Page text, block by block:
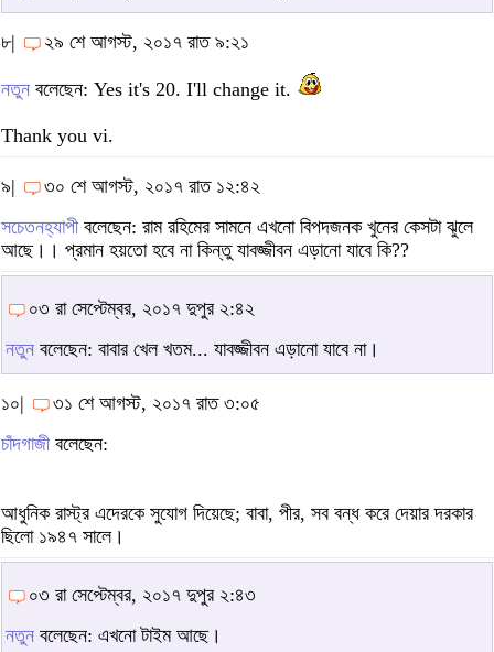
৮| ২৯ শে আগস্ট, ২০১৭ রাত ৯:২১
নতুন বলেছেন: Yes it's 20. I'll change it.
Thank you vi.
৯|
৩০ শে আগস্ট, ২০১৭ রাত ১২:৪২
সচেতনহ্যাপীবলেছেন: রাম রহিমের সামনে এখনো বিপদজনক খুনের কেসটা ঝুলে
আছে।। প্রমান হয়তো হবে না কিন্তু যাবজ্জীবন এড়ানো যাবে কি??
০৩ রা সেপ্টেম্বর, ২০১৭ দুপুর ২:৪২
নতুন বলেছেন: বাবার খেল খতম... যাবজ্জীবন এড়ানো যাবে না।
১০|
৩১ শে আগস্ট, ২০১৭ রাত ৩:০৫
চাঁদগাজীবলেছেন:
আধুনিক রাস্ট্র এদেরকে সুযোগ দিয়েছে; বাবা, পীর, সব বন্ধ করে দেয়ার দরকার
ছিলো ১৯৪৭ সালে।
০৩ রা সেপ্টেম্বর, ২০১৭ দুপুর ২:৪৩
নতুন বলেছেন: এখনো টাইম আছে।